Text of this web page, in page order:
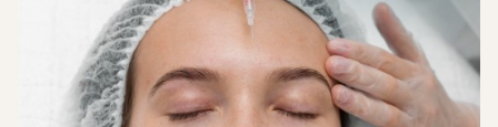
Twitter
Linkedin
WhatsApp